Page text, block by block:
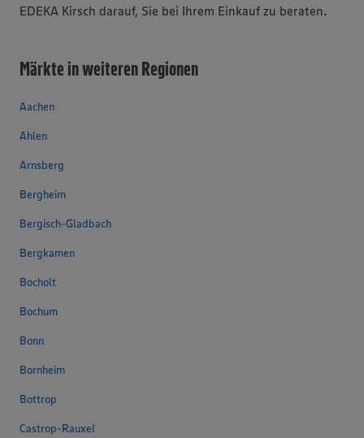
EDEKA Kirsch darauf, Sie bei Ihrem Einkauf zu beraten.
Märkte in weiteren Regionen
Aachen
Ahlen
Arnsberg
Bergheim
Bergisch-Gladbach
Bergkamen
Bocholt
Bochum
Bonn
Bornheim
Bottrop
Castrop-Rauxel